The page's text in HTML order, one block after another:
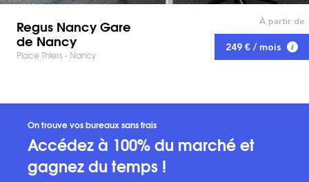
Regus Nancy Gare
de Nancy
Place Thiers - Nancy
À partir de
249 € / mois
On trouve vos bureaux sans frais
Accédez à 100% du marché et
gagnez du temps !